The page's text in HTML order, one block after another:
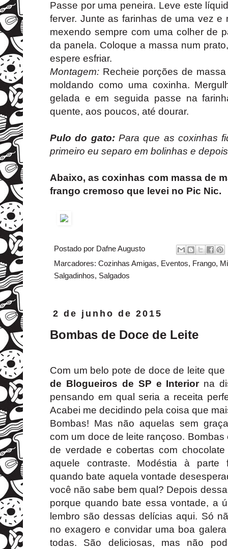
Passe por uma peneira. Leve este
ferver. Junte as farinhas de uma vez e
mexendo sempre com uma colher de
da panela. Coloque a massa num
espere esfriar.
Montagem: Recheie porções de
moldando como uma coxinha.
gelada e em seguida passe na
quente, aos poucos, até dourar.
Pulo do gato: Para que as coxinhas
primeiro eu separo em bolinhas e
Abaixo, as coxinhas com massa de
frango cremoso que levei no Pic Nic.
Postado por Dafne Augusto
Marcadores: Cozinhas Amigas, Eventos, Frango,
Salgadinhos, Salgados
2 de junho de 2015
Bombas de Doce de Leite
Com um belo pote de doce de leite
de Blogueiros de SP e Interiorna
pensando em qual seria a receita
Acabei me decidindo pela coisa que
Bombas! Mas não aquelas sem
com um doce de leite rançoso.
de verdade e cobertas com
aquele contraste. Modéstia à parte
quando bate aquela vontade
você não sabe bem qual? Depois
porque quando bate essa vontade, a
lembro são dessas delícias aqui. Só
no exagero e convidar uma boa
todas. São deliciosas, mas não